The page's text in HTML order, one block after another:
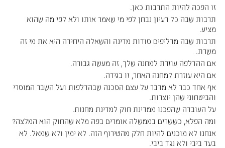
זו הפכה להיות התרבות כאן.
תרבות שבה כל רעיון נבחן לפי מי שאמר אותו ולא לפי מה שהוא
מציע.
תרבות שבה מדליפים סודות מדינה והשאלה היחידה היא את מי זה
משרת.
אם ההדלפה עוזרת למחנה שלך, זה מעשה גבורה.
אם היא עוזרת למחנה האחר, זו בגידה.
אף אחד כבר לא מדבר על עצם הסכנה שבהדלפות ועל השבר המוסרי
והביטחוני שהן יוצרות.
על העובדה שהפכנו ממדינת חוק למדינת מחנות.
ומה הפלא, כששרים בממשלה אומרים בפה מלא שהחוק הוא המלצה?
אנחנו לא מוכנים להיות חלק מהטירוף הזה. לא ימין ולא שמאל. לא
בעד ביבי ולא נגד ביבי.